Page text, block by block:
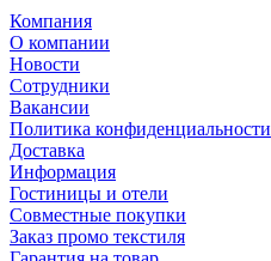
Компания
О компании
Новости
Сотрудники
Вакансии
Политика конфиденциальности
Доставка
Информация
Гостиницы и отели
Совместные покупки
Заказ промо текстиля